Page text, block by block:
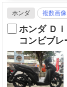
ホンダ 複数画像
ホンダ Ｄ
コンビブレ